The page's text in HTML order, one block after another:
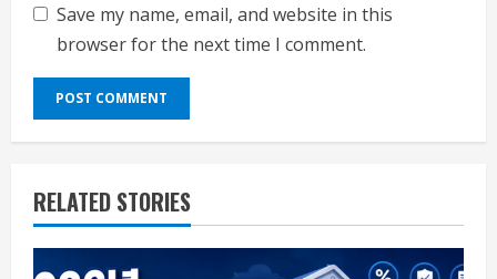
Save my name, email, and website in this
browser for the next time I comment.
RELATED STORIES